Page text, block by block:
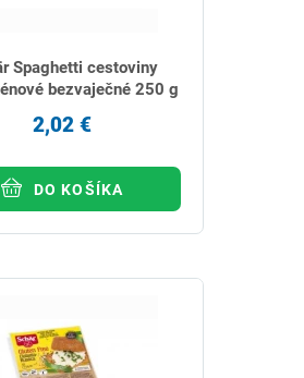
Spaghetti cestoviny
bezvaječné 250 g
2,02 €
DO KOŠÍKA